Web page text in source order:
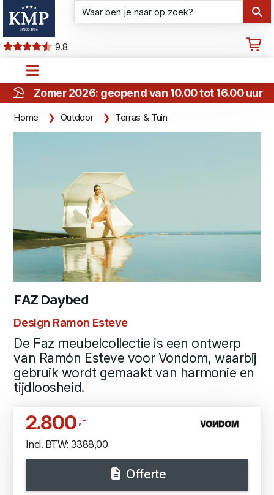
9.8
Zomer 2026: geopend van 10.00 tot 16.00 uur
Home Outdoor Terras & Tuin
FAZ Daybed
Design Ramon Esteve
De Faz meubelcollectie is een ontwerp
van Ramón Esteve voor Vondom, waarbij
gebruik wordt gemaakt van harmonie en
tijdloosheid.
2.800,-
Incl. BTW: 3388,00
Offerte